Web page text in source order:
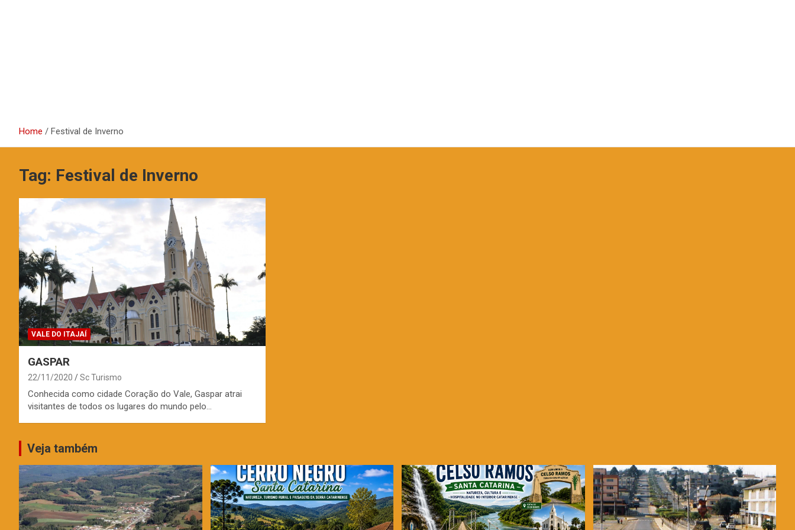
Home Festival de Inverno
Tag: Festival de Inverno
VALE DO ITAJAÍ
GASPAR
22/11/2020 Sc Turismo
Conhecida como cidade Coração do Vale, Gaspar atrai
visitantes de todos os lugares do mundo pelo…
Veja também